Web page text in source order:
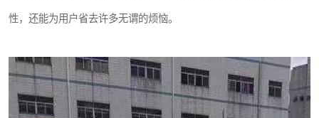
性，还能为用户省去许多无谓的烦恼。